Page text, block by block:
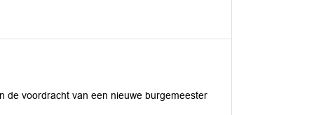
de voordracht van een nieuwe burgemeester